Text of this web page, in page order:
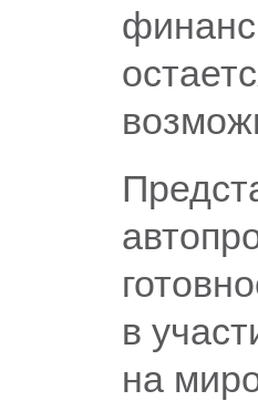
в
на